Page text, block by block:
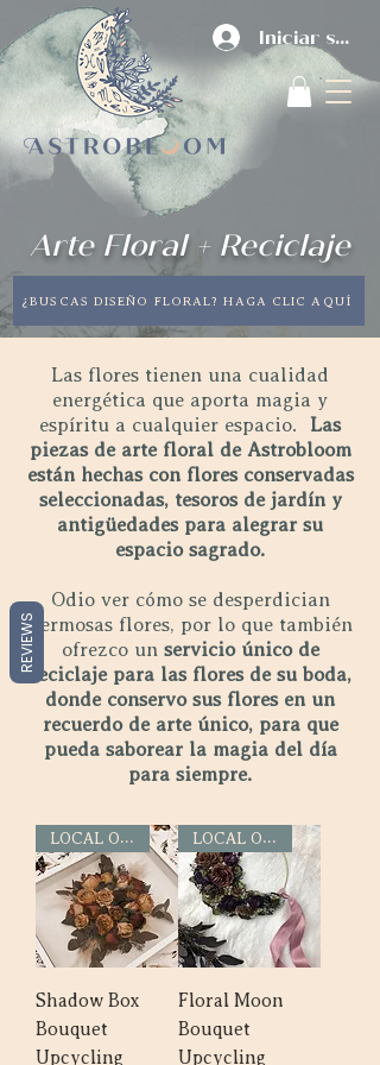
Iniciar sesión
Arte Floral + Reciclaje
¿BUSCAS DISEÑO FLORAL? HAGA CLIC AQUÍ
Las flores tienen una cualidad
energética que aporta magia y
espíritu a cualquier espacio. Las
piezas de arte floral de Astrobloom
están hechas con flores conservadas
seleccionadas, tesoros de jardín y
antigüedades para alegrar su
espacio sagrado.
Odio ver cómo se desperdician
hermosas flores, por lo que también
ofrezco un servicio único de
reciclaje para las flores de su boda,
donde conservo sus flores en un
recuerdo de arte único, para que
pueda saborear la magia del día
para siempre.
LOCAL ONLY
Shadow Box
Bouquet
Upcycling
LOCAL ONLY
Floral Moon
Bouquet
Upcycling
REVIEWS